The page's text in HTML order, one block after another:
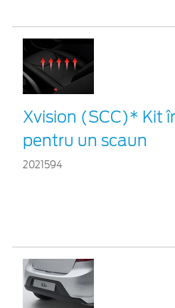
Xvision (SCC)* Kit
pentru un scaun
2021594